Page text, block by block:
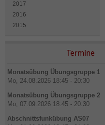
2017
2016
2015
Termine
Monatsübung Übungsgruppe 1
Mo, 24.08.2026 18:45 - 20:30
Monatsübung Übungsgruppe 2
Mo, 07.09.2026 18:45 - 20:30
Abschnittsfunkübung AS07